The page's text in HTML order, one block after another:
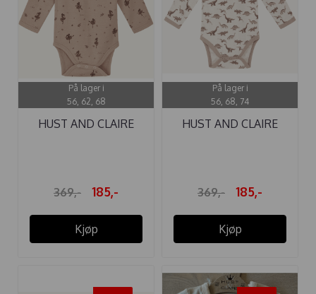
På lager i
56, 62, 68
HUST AND CLAIRE
369,- 185,-
Kjøp
På lager i
56, 68, 74
HUST AND CLAIRE
369,- 185,-
Kjøp